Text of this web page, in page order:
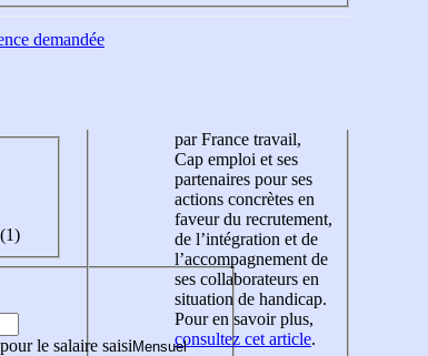
demandée
le salaire saisi
par France travail,
Cap emploi et ses
partenaires pour ses
actions concrètes en
faveur du recrutement,
de l’intégration et de
l’accompagnement de
ses collaborateurs en
situation de handicap.
Pour en savoir plus,
consultez cet article.